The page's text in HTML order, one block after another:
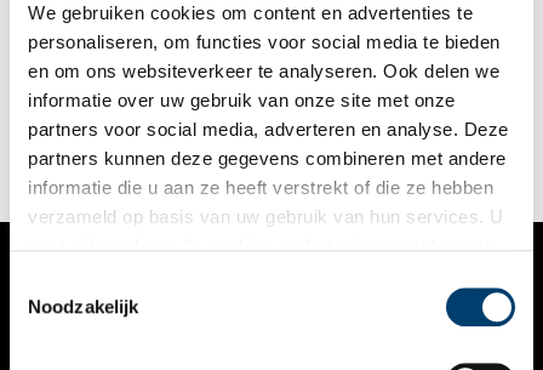
We gebruiken cookies om content en advertenties te
personaliseren, om functies voor social media te bieden
en om ons websiteverkeer te analyseren. Ook delen we
informatie over uw gebruik van onze site met onze
partners voor social media, adverteren en analyse. Deze
partners kunnen deze gegevens combineren met andere
informatie die u aan ze heeft verstrekt of die ze hebben
verzameld op basis van uw gebruik van hun services. U
Noodzakelijk
Voor zijn nieuwe fotoserie ‘Forgotten heroes’ fotografeerde
Ezra Böhm ambachtslieden door het hele land. Hij laat mensen
zien die met een ongelofelijke passie en toewijding hun
ambacht uitoefenen. Hun kennis en expertise is gedurende
vele generaties ontwikkeld, gevormd en overdragen. Deze
eeuwenoude kennis is vandaag de dag nog steeds relevant.
Met deze fotoserie laat Ezra zien hoe belangrijk het is om deze
oude ambachten te behouden.
VERHALEN